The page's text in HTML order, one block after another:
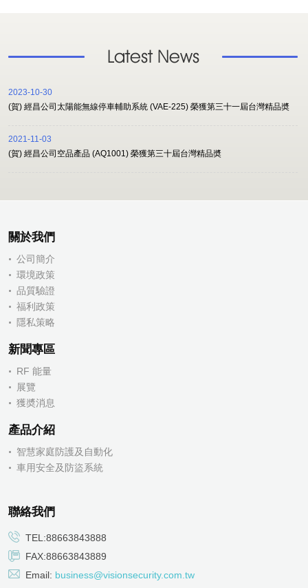
Latest News
2023-10-30
(賀) 經昌公司太陽能無線停車輔助系統 (VAE-225) 榮獲第三十一屆台灣精品奬
2021-11-03
(賀) 經昌公司空品產品 (AQ1001) 榮獲第三十屆台灣精品奬
關於我們
公司簡介
環境政策
品質驗證
福利政策
隱私策略
新聞專區
RF 能量
展覽
獲奬消息
產品介紹
智慧家庭防護及自動化
車用安全及防盜系統
聯絡我們
TEL:88663843888
FAX:88663843889
Email: business@visionsecurity.com.tw